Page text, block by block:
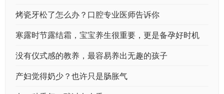
烤瓷牙松了怎么办？口腔专业医师告诉你
寒露时节露结霜，宝宝养生很重要，更是备孕好时机
没有仪式感的教养，最容易养出无趣的孩子
产妇觉得奶少？也许只是肠胀气